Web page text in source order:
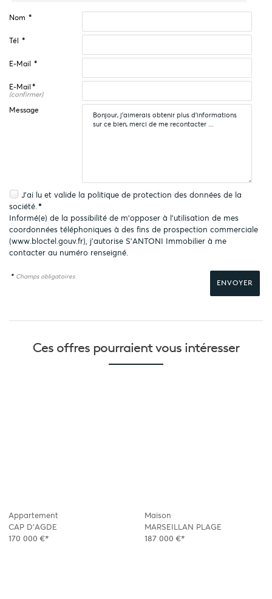
Nom *
Tél *
E-Mail *
E-Mail *
(confirmer)
Message
J'ai lu et valide la politique de protection des données de la
société.*
Informé(e) de la possibilité de m'opposer à l'utilisation de mes
coordonnées téléphoniques à des fins de prospection commerciale
(www.bloctel.gouv.fr), j'autorise S'ANTONI Immobilier à me
contacter au numéro renseigné.
* Champs obligatoires
Ces offres pourraientvous intéresser
Appartement
CAP D'AGDE
170 000 €*
Maison
MARSEILLAN PLAGE
187 000 €*